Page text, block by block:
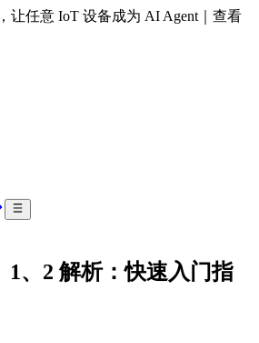
让任意 IoT 设备成为 AI Agent｜查看
1、2 解析：快速入门指